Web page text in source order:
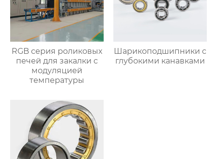
RGB серия роликовых
печей для закалки с
модуляцией
температуры
Шарикоподшипники с
глубокими канавками